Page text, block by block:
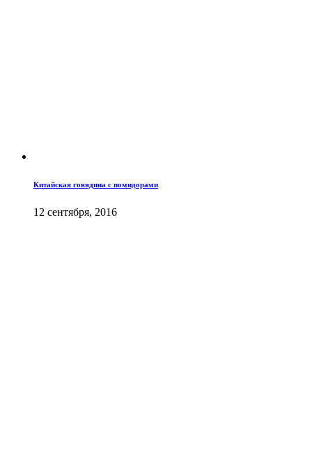
Китайская говядина с помидорами
12 сентября, 2016